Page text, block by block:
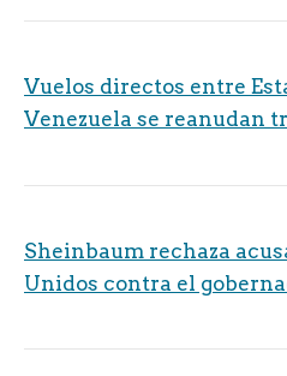
Vuelos directos entre
Venezuela se reanudan
Sheinbaum rechaza
Unidos contra el